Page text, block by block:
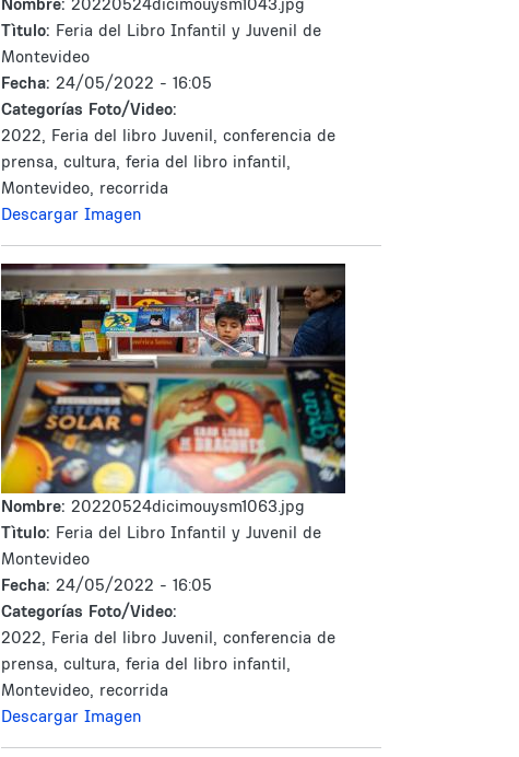
Tìtulo: Feria del Libro Infantil y Juvenil de
Montevideo
Fecha: 24/05/2022 - 16:05
Categorías Foto/Video:
2022, Feria del libro Juvenil, conferencia de
prensa, cultura, feria del libro infantil,
Montevideo, recorrida
Descargar Imagen
Nombre: 20220524dicimouysm1063.jpg
Tìtulo: Feria del Libro Infantil y Juvenil de
Montevideo
Fecha: 24/05/2022 - 16:05
Categorías Foto/Video:
2022, Feria del libro Juvenil, conferencia de
prensa, cultura, feria del libro infantil,
Montevideo, recorrida
Descargar Imagen